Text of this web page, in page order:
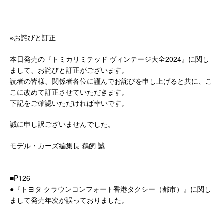
※お詫びと訂正
本日発売の『トミカリミテッド ヴィンテージ大全2024』に関し
まして、お詫びと訂正がございます。
読者の皆様、関係者各位に謹んでお詫びを申し上げると共に、こ
こに改めて訂正させていただきます。
下記をご確認いただければ幸いです。
誠に申し訳ございませんでした。
モデル・カーズ編集長 鵜飼 誠
■P126
●『トヨタ クラウンコンフォート香港タクシー（都市）』に関し
まして発売年次が誤っておりました。